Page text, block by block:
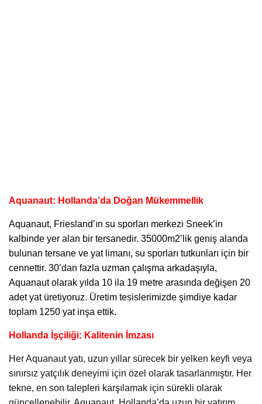
Aquanaut: Hollanda’da Doğan Mükemmellik
Aquanaut, Friesland’ın su sporları merkezi Sneek’in
kalbinde yer alan bir tersanedir. 35000m2’lik geniş alanda
bulunan tersane ve yat limanı, su sporları tutkunları için bir
cennettir. 30’dan fazla uzman çalışma arkadaşıyla,
Aquanaut olarak yılda 10 ila 19 metre arasında değişen 20
adet yat üretiyoruz. Üretim tesislerimizde şimdiye kadar
toplam 1250 yat inşa ettik.
Hollanda İşçiliği: Kalitenin İmzası
Her Aquanaut yatı, uzun yıllar sürecek bir yelken keyfi veya
sınırsız yatçılık deneyimi için özel olarak tasarlanmıştır. Her
tekne, en son talepleri karşılamak için sürekli olarak